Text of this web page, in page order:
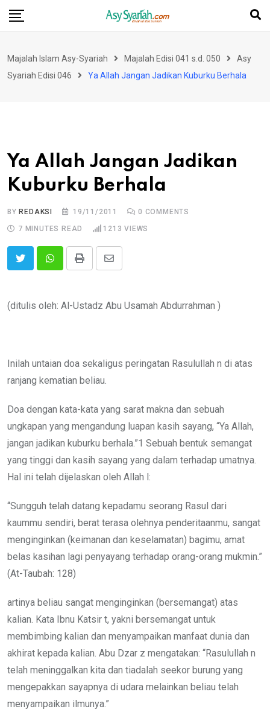
Skip
Majalah Islam Asy-Syariah Majalah Edisi 041 s.d. 050
Asy
Syariah Edisi 046
Ya Allah Jangan Jadikan Kuburku Berhala
Ya Allah Jangan Jadikan
Kuburku Berhala
BYREDAKSI 19/11/2011 0 COMMENTS
7 MINUTES READ
1213 VIEWS
Print
Share
Email
(ditulis oleh: Al-Ustadz Abu Usamah Abdurrahman )
Inilah untaian doa sekaligus peringatan Rasulullah n di atas
ranjang kematian beliau.
Doa dengan kata-kata yang sarat makna dan sebuah
ungkapan yang mengandung luapan kasih sayang, “Ya Allah,
jangan jadikan kuburku berhala.”1 Sebuah bentuk semangat
yang tinggi dan kasih sayang yang dalam terhadap umatnya.
Hal ini telah dijelaskan oleh Allah l:
“Sungguh telah datang kepadamu seorang Rasul dari
kaummu sendiri, berat terasa olehnya penderitaanmu, sangat
menginginkan (keimanan dan keselamatan) bagimu, amat
belas kasihan lagi penyayang terhadap orang-orang mukmin.”
(At-Taubah: 128)
artinya beliau sangat menginginkan (bersemangat) atas
kalian. Kata Ibnu Katsir t, yakni bersemangat untuk
membimbing kalian dan menyampaikan manfaat dunia dan
akhirat kepada kalian. Abu Dzar z mengatakan: “Rasulullah n
telah meninggalkan kita dan tiadalah seekor burung yang
mengepakkan sayapnya di udara melainkan beliau telah
menyampaikan ilmunya.”